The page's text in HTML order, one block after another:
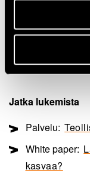
Jatka lukemista
Palvelu:
White paper:
kasvaa?